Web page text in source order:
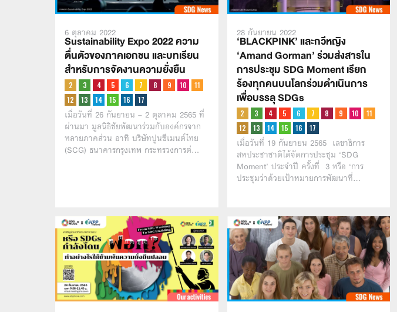
6 ตุลาคม 2022
Sustainability Expo 2022 ความ
ตื่นตัวของภาคเอกชน และบทเรียน
สำหรับการจัดงานความยั่งยืน
เมื่อวันที่ 26 กันยายน – 2 ตุลาคม 2565 ที่
ผ่านมา มูลนิธิชัยพัฒนาร่วมกับองค์กรจาก
หลายภาคส่วน อาทิ บริษัทปูนซีเมนต์ไทย
(SCG) ธนาคารกรุงเทพ กระทรวงการต่…
28 กันยายน 2022
‘BLACKPINK’ และกวีหญิง
‘Amand Gorman’ ร่วมส่งสารใน
การประชุม SDG Moment เรียก
ร้องทุกคนบนโลกร่วมดำเนินการ
เพื่อบรรลุ SDGs
เมื่อวันที่ 19 กันยายน 2565 เลขาธิการ
สหประชาชาติได้จัดการประชุม ‘SDG
Moment’ ประจำปี ครั้งที่ 3 หรือ ‘การ
ประชุมว่าด้วยเป้าหมายการพัฒนาที่…